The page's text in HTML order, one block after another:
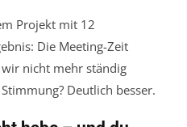
Projekt mit 12
Die Meeting-Zeit
nicht mehr ständig
Deutlich besser.